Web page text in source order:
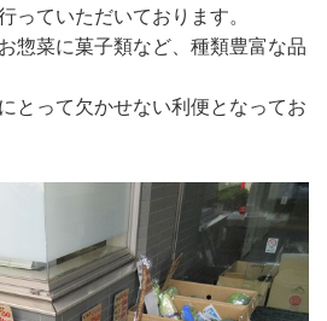
っていただいております。
惣菜に菓子類など、種類豊富な品
とって欠かせない利便となってお